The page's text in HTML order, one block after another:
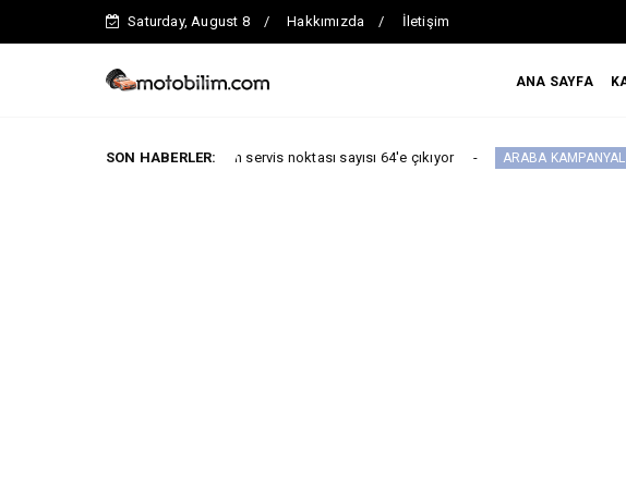
Saturday, August 8 Hakkımızda İletişim
ANA SAYFA
SON HABERLER:
sonuna kadar toplam servis noktası sayısı 64'e çıkıyor ARABA KAMPANYALARI Maxus